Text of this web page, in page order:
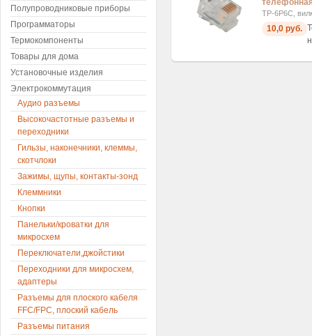
TP-6P6C,
10,0 руб.
Полупроводниковые приборы
Программаторы
Термокомпоненты
Товары для дома
Установочные изделия
Электрокоммутация
Аудио разъемы
Высокочастотные разъемы и
переходники
Гильзы, наконечники, клеммы,
скотчлоки
Зажимы, щупы, контакты-зонд
Клеммники
Кнопки
Панельки/кроватки для
микросхем
Переключатели,джойстики
Переходники для микросхем,
адаптеры
Разъемы для плоского кабеля
FFC/FPC, плоский кабель
Разъемы питания